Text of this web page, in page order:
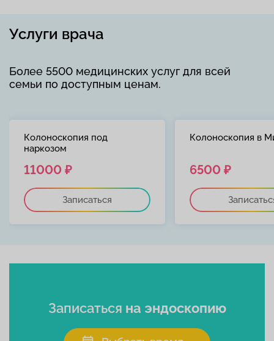
Услуги врача
Более 5500 медицинских услуг для всей
семьи по доступным ценам.
Колоноскопия под
наркозом
11000 ₽
Записаться
Колоноскопия в
6500 ₽
Записаться на эндоскопию